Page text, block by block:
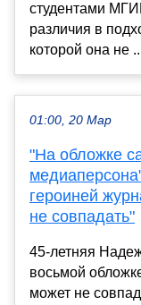
студентами
различия в
которой она не
01:00, 20 Мар
"На обложке
героиней
не совпадать"
45-летняя
восьмой
может не